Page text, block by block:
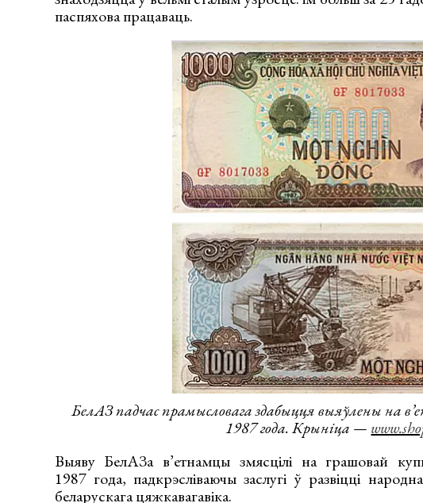
паспяхова працаваць.
БелАЗ падчас прамысловага здабыцця выяўлены на
1987 года. Крыніца —
Выяву БелАЗа в’етнамцы змясцілі на грашовай
1987 года, падкрэсліваючы заслугі ў развіцці
беларускага цяжкавагавіка.